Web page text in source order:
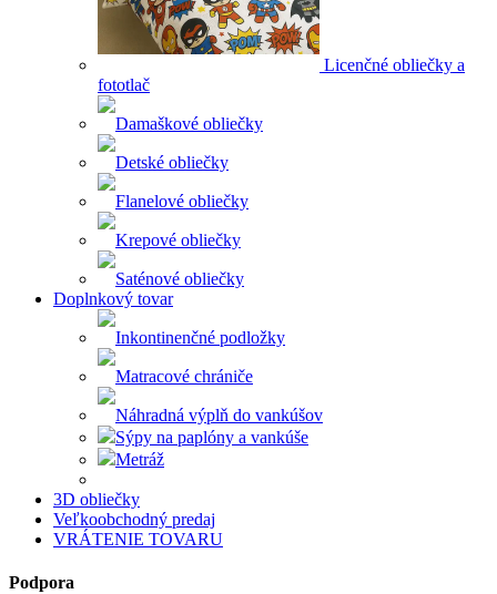
Licenčné obliečky a
fototlač
Damaškové obliečky
Detské obliečky
Flanelové obliečky
Krepové obliečky
Saténové obliečky
Doplnkový tovar
Inkontinenčné podložky
Matracové chrániče
Náhradná výplň do vankúšov
Sýpy na paplóny a vankúše
Metráž
3D obliečky
Veľkoobchodný predaj
VRÁTENIE TOVARU
Podpora